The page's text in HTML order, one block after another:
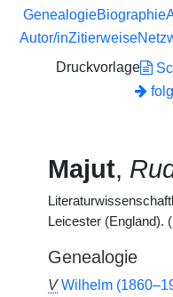
GenealogieBiographie
Autor/inZitierweise
Druckvorlage
Majut,
Leicester (England).
Genealogie
V Wilhelm